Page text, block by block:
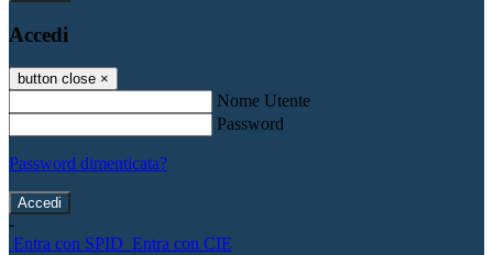
Accedi
button close ×
Nome Utente
Password
Password dimenticata?
-
Entra con SPID Entra con CIE